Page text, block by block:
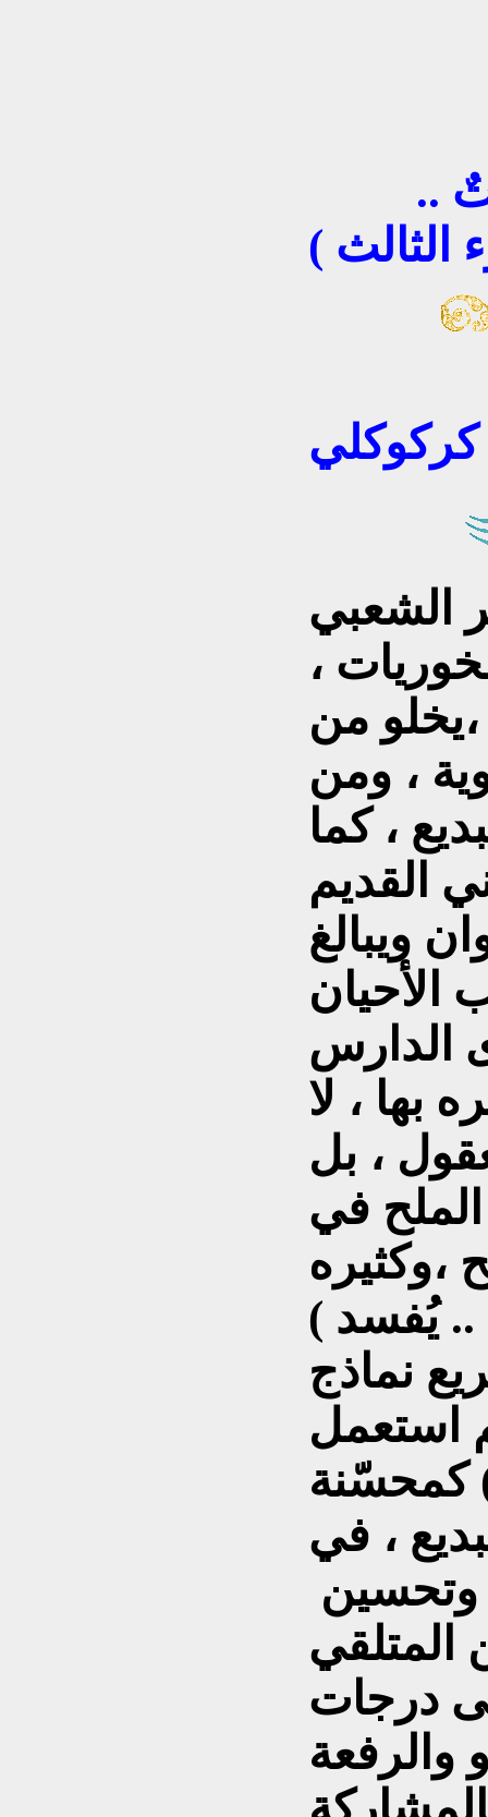
..
الثالث )
كركوكلي
الشعبي
،
،يخلو من
، ومن
، كما
القديم
ويبالغ
الدارس
بها ، لا
، بل
في
،وكثيره
يُفسد ) ..
نماذج
استعمل
) كمحسّنة
، في
المتلقي
درجات